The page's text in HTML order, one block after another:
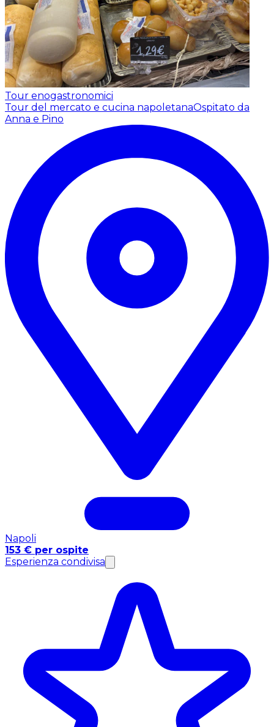
Tour enogastronomici
Tour del mercato e cucina napoletanaOspitato da
Anna e Pino
Napoli
153 € per ospite
Esperienza condivisa